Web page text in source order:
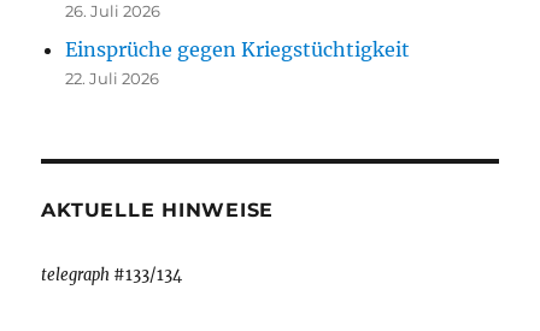
26. Juli 2026
Einsprüche gegen Kriegstüchtigkeit
22. Juli 2026
AKTUELLE HINWEISE
telegraph #133/134